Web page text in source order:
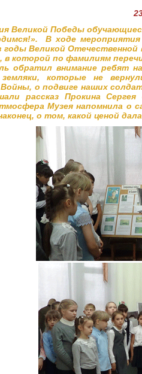
Великой Победы
В ходе мероприятия
годы Великой
в которой по фамилиям
обратил внимание ребят
которые не
о подвиге наших
рассказ Прокина
Музея напомнила о
о том, какой ценой